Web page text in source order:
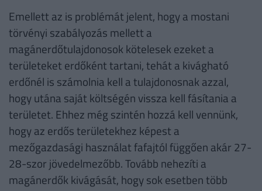
Emellett az is problémát jelent, hogy a mostani
törvényi szabályozás mellett a
magánerdőtulajdonosok kötelesek ezeket a
területeket erdőként tartani, tehát a kivágható
erdőnél is számolnia kell a tulajdonosnak azzal,
hogy utána saját költségén vissza kell fásítania a
területet. Ehhez még szintén hozzá kell vennünk,
hogy az erdős területekhez képest a
mezőgazdasági használat fafajtól függően akár 27-
28-szor jövedelmezőbb. Tovább nehezíti a
magánerdők kivágását, hogy sok esetben több